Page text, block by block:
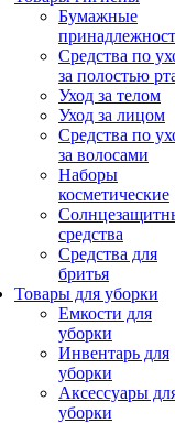
Бумажные
Средства по
за полостью
Уход за телом
Уход за лицом
Средства по
за волосами
Наборы
косметические
средства
Средства для
бритья
Товары для уборки
Емкости для
уборки
Инвентарь для
уборки
Аксессуары
уборки